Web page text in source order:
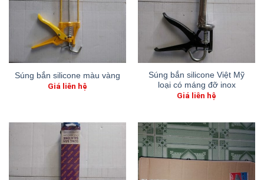
Súng bắn silicone màu vàng
Giá liên hệ
Súng bắn silicone Việt Mỹ
loại có máng đỡ inox
Giá liên hệ